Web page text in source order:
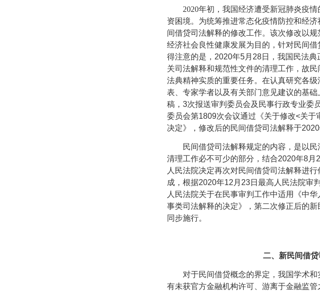
2020年初，我国经济遭受新冠肺炎疫
资困境。为统筹推进常态化疫情防控和经
间借贷司法解释的修改工作。该次修改以
经济社会良性健康发展为目的，针对民间
得注意的是， 2020年5月 28日，我国民法
关司法解释和规范性文件的清理工作，故
法典精神实质的重要任务。在认真研究各
表、专家学者以及有关部门意见建议的基
稿， 3次报送审判委员会及民事行政专业委
委员会第1809次会议通过《关于修改<关于
决定》，修改后的民间借贷司法解释于2020
民间借贷司法解释规定的内容，是以
清理工作必不可少的部分，结合2020年8月
人民法院决定再次对民间借贷司法解释进行
成，根据2020年12 月 23日最高人民法院审
人民法院关于在民事审判工作中适用《中
事类司法解释的决定》，第二次修正后的新
同步施行。
二、新民间借
对于民间借贷概念的界定，我国学术
有未获官方金融机构许可、游离于金融监